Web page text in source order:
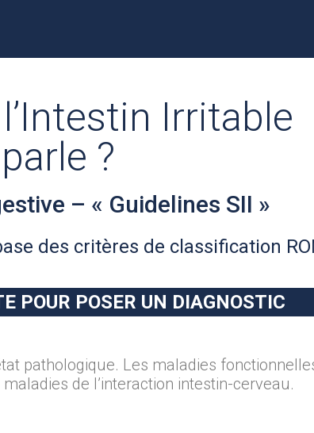
Irritable
?
– « Guidelines SII »
des critères de classification
POUR POSER UN DIAGNOSTIC
pathologique. Les maladies
de l’interaction intestin-cerveau.